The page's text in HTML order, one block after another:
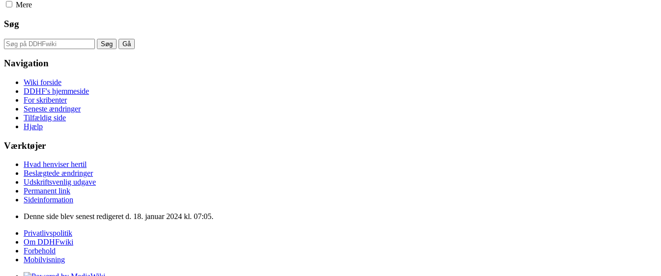
Mere
Søg
Navigation
Wiki forside
DDHF's hjemmeside
For skribenter
Seneste ændringer
Tilfældig side
Hjælp
Værktøjer
Hvad henviser hertil
Beslægtede ændringer
Udskriftsvenlig udgave
Permanent link
Sideinformation
Denne side blev senest redigeret d. 18. januar 2024 kl. 07:05.
Privatlivspolitik
Om DDHFwiki
Forbehold
Mobilvisning